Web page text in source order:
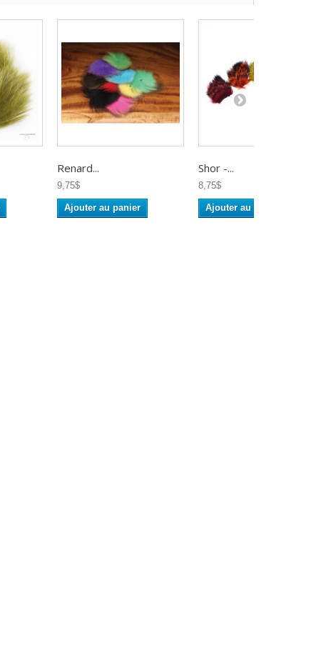
Renard...
9,75$
Ajouter au panier
Shor -...
8,75$
Ajouter au panier